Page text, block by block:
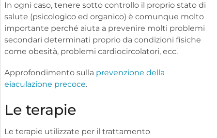
In ogni caso, tenere sotto controllo il proprio stato di
salute (psicologico ed organico) è comunque molto
importante perché aiuta a prevenire molti problemi
secondari determinati proprio da condizioni fisiche
come obesità, problemi cardiocircolatori, ecc.
Approfondimento sulla prevenzione della
eiaculazione precoce.
Le terapie
Le terapie utilizzate per il trattamento